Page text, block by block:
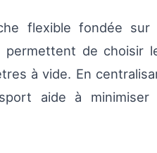
flexible fondée sur
permettent de choisir
à vide. En
aide à minimiser